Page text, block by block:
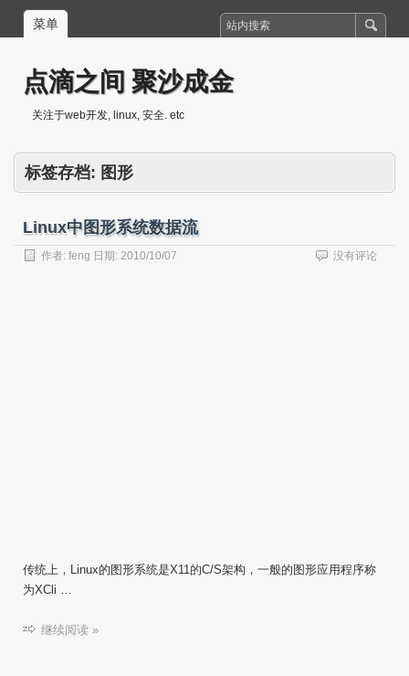
菜单
点滴之间 聚沙成金
关注于web开发, linux, 安全. etc
标签存档: 图形
Linux中图形系统数据流
作者: feng 日期: 2010/10/07 没有评论
传统上，Linux的图形系统是X11的C/S架构，一般的图形应用程序称
为XCli …
继续阅读 »